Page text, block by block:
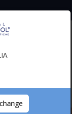
alla mailing list